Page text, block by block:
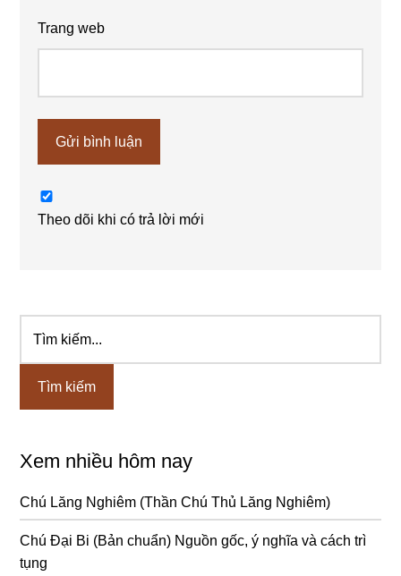
Trang web
Theo dõi khi có trả lời mới
Sidebar
chính
kiếm...
Xem nhiều hôm nay
Chú Lăng Nghiêm (Thần Chú Thủ Lăng Nghiêm)
Chú Đại Bi (Bản chuẩn) Nguồn gốc, ý nghĩa và cách trì
tụng